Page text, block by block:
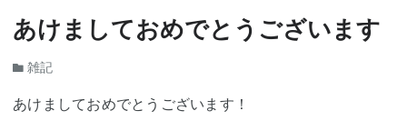
あけましておめでとうございます
雑記
あけましておめでとうございます！